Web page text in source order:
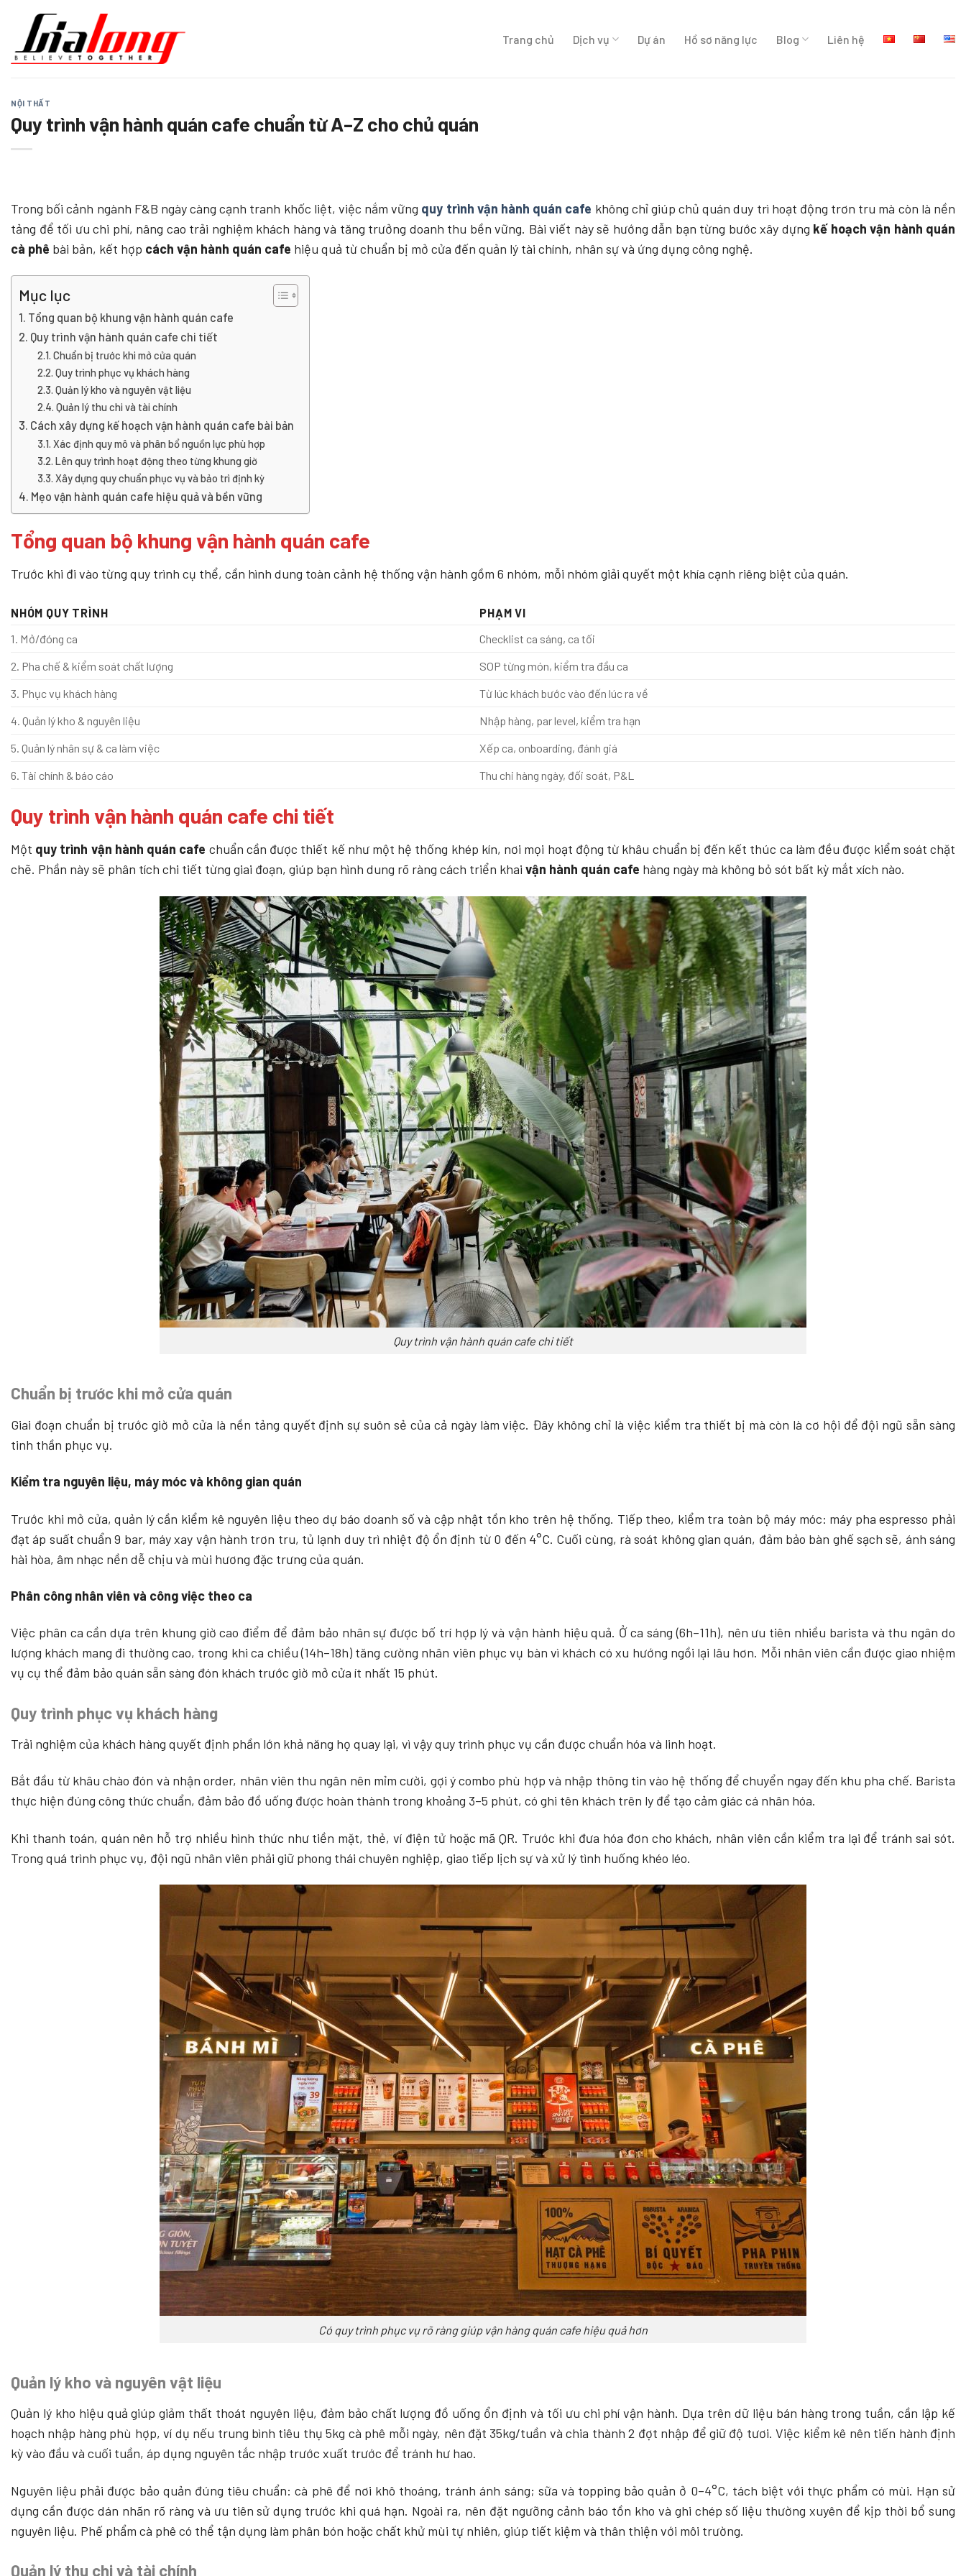
dung
Trang chủ Dịch vụ Dự án Hồ sơ năng lực Blog Liên hệ
NỘI THẤT
Quy trình vận hành quán cafe chuẩn từ A–Z cho chủ quán
Trong bối cảnh ngành F&B ngày càng cạnh tranh khốc liệt, việc nắm vững quy trình vận hành quán cafe không chỉ giúp chủ quán duy trì hoạt động trơn tru mà còn là nền
tảng để tối ưu chi phí, nâng cao trải nghiệm khách hàng và tăng trưởng doanh thu bền vững. Bài viết này sẽ hướng dẫn bạn từng bước xây dựng kế hoạch vận hành quán
cà phê bài bản, kết hợp cách vận hành quán cafe hiệu quả từ chuẩn bị mở cửa đến quản lý tài chính, nhân sự và ứng dụng công nghệ.
Mục lục
Tổng quan bộ khung vận hành quán cafe
Quy trình vận hành quán cafe chi tiết
Chuẩn bị trước khi mở cửa quán
Quy trình phục vụ khách hàng
Quản lý kho và nguyên vật liệu
Quản lý thu chi và tài chính
Cách xây dựng kế hoạch vận hành quán cafe bài bản
Xác định quy mô và phân bổ nguồn lực phù hợp
Lên quy trình hoạt động theo từng khung giờ
Xây dựng quy chuẩn phục vụ và bảo trì định kỳ
Mẹo vận hành quán cafe hiệu quả và bền vững
Tổng quan bộ khung vận hành quán cafe
Trước khi đi vào từng quy trình cụ thể, cần hình dung toàn cảnh hệ thống vận hành gồm 6 nhóm, mỗi nhóm giải quyết một khía cạnh riêng biệt của quán.
NHÓM QUY TRÌNH
PHẠM VI
1. Mở/đóng ca
Checklist ca sáng, ca tối
2. Pha chế & kiểm soát chất lượng
SOP từng món, kiểm tra đầu ca
3. Phục vụ khách hàng
Từ lúc khách bước vào đến lúc ra về
4. Quản lý kho & nguyên liệu
Nhập hàng, par level, kiểm tra hạn
5. Quản lý nhân sự & ca làm việc
Xếp ca, onboarding, đánh giá
6. Tài chính & báo cáo
Thu chi hàng ngày, đối soát, P&L
Quy trình vận hành quán cafe chi tiết
Một quy trình vận hành quán cafe chuẩn cần được thiết kế như một hệ thống khép kín, nơi mọi hoạt động từ khâu chuẩn bị đến kết thúc ca làm đều được kiểm soát chặt
chẽ. Phần này sẽ phân tích chi tiết từng giai đoạn, giúp bạn hình dung rõ ràng cách triển khai vận hành quán cafe hàng ngày mà không bỏ sót bất kỳ mắt xích nào.
Quy trình vận hành quán cafe chi tiết
Chuẩn bị trước khi mở cửa quán
Giai đoạn chuẩn bị trước giờ mở cửa là nền tảng quyết định sự suôn sẻ của cả ngày làm việc. Đây không chỉ là việc kiểm tra thiết bị mà còn là cơ hội để đội ngũ sẵn sàng
tinh thần phục vụ.
Kiểm tra nguyên liệu, máy móc và không gian quán
Trước khi mở cửa, quản lý cần kiểm kê nguyên liệu theo dự báo doanh số và cập nhật tồn kho trên hệ thống. Tiếp theo, kiểm tra toàn bộ máy móc: máy pha espresso phải
đạt áp suất chuẩn 9 bar, máy xay vận hành trơn tru, tủ lạnh duy trì nhiệt độ ổn định từ 0 đến 4°C. Cuối cùng, rà soát không gian quán, đảm bảo bàn ghế sạch sẽ, ánh sáng
hài hòa, âm nhạc nền dễ chịu và mùi hương đặc trưng của quán.
Phân công nhân viên và công việc theo ca
Việc phân ca cần dựa trên khung giờ cao điểm để đảm bảo nhân sự được bố trí hợp lý và vận hành hiệu quả. Ở ca sáng (6h–11h), nên ưu tiên nhiều barista và thu ngân do
lượng khách mang đi thường cao, trong khi ca chiều (14h–18h) tăng cường nhân viên phục vụ bàn vì khách có xu hướng ngồi lại lâu hơn. Mỗi nhân viên cần được giao nhiệm
vụ cụ thể đảm bảo quán sẵn sàng đón khách trước giờ mở cửa ít nhất 15 phút.
Quy trình phục vụ khách hàng
Trải nghiệm của khách hàng quyết định phần lớn khả năng họ quay lại, vì vậy quy trình phục vụ cần được chuẩn hóa và linh hoạt.
Bắt đầu từ khâu chào đón và nhận order, nhân viên thu ngân nên mỉm cười, gợi ý combo phù hợp và nhập thông tin vào hệ thống để chuyển ngay đến khu pha chế. Barista
thực hiện đúng công thức chuẩn, đảm bảo đồ uống được hoàn thành trong khoảng 3–5 phút, có ghi tên khách trên ly để tạo cảm giác cá nhân hóa.
Khi thanh toán, quán nên hỗ trợ nhiều hình thức như tiền mặt, thẻ, ví điện tử hoặc mã QR. Trước khi đưa hóa đơn cho khách, nhân viên cần kiểm tra lại để tránh sai sót.
Trong quá trình phục vụ, đội ngũ nhân viên phải giữ phong thái chuyên nghiệp, giao tiếp lịch sự và xử lý tình huống khéo léo.
Có quy trình phục vụ rõ ràng giúp vận hàng quán cafe hiệu quả hơn
Quản lý kho và nguyên vật liệu
Quản lý kho hiệu quả giúp giảm thất thoát nguyên liệu, đảm bảo chất lượng đồ uống ổn định và tối ưu chi phí vận hành. Dựa trên dữ liệu bán hàng trong tuần, cần lập kế
hoạch nhập hàng phù hợp, ví dụ nếu trung bình tiêu thụ 5kg cà phê mỗi ngày, nên đặt 35kg/tuần và chia thành 2 đợt nhập để giữ độ tươi. Việc kiểm kê nên tiến hành định
kỳ vào đầu và cuối tuần, áp dụng nguyên tắc nhập trước xuất trước để tránh hư hao.
Nguyên liệu phải được bảo quản đúng tiêu chuẩn: cà phê để nơi khô thoáng, tránh ánh sáng; sữa và topping bảo quản ở 0–4°C, tách biệt với thực phẩm có mùi. Hạn sử
dụng cần được dán nhãn rõ ràng và ưu tiên sử dụng trước khi quá hạn. Ngoài ra, nên đặt ngưỡng cảnh báo tồn kho và ghi chép số liệu thường xuyên để kịp thời bổ sung
nguyên liệu. Phế phẩm cà phê có thể tận dụng làm phân bón hoặc chất khử mùi tự nhiên, giúp tiết kiệm và thân thiện với môi trường.
Quản lý thu chi và tài chính